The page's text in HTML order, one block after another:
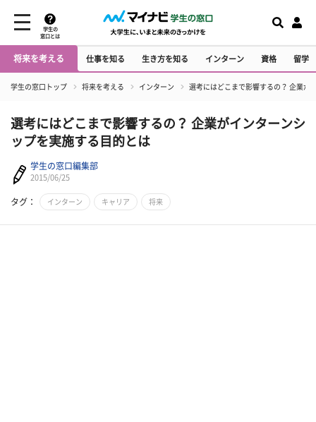
学生の
窓口とは
将来を考える 仕事を知る 生き方を知る インターン 資格 留学
学生の窓口トップ 将来を考える インターン 選考にはどこまで影響するの？ 企業が
選考にはどこまで影響するの？ 企業がインターンシ
ップを実施する目的とは
学生の窓口編集部
2015/06/25
タグ： インターン キャリア 将来